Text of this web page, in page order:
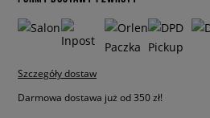
Szczegóły dostaw
Darmowa dostawa już od 350 zł!